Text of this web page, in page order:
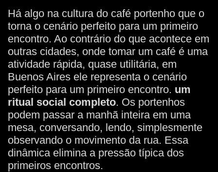
Há algo na cultura do café portenho que o
torna o cenário perfeito para um primeiro
encontro. Ao contrário do que acontece em
outras cidades, onde tomar um café é uma
atividade rápida, quase utilitária, em
Buenos Aires ele representa o cenário
perfeito para um primeiro encontro. um
ritual social completo. Os portenhos
podem passar a manhã inteira em uma
mesa, conversando, lendo, simplesmente
observando o movimento da rua. Essa
dinâmica elimina a pressão típica dos
primeiros encontros.